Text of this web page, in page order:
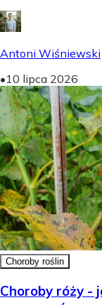
Antoni Wiśniewski
•10 lipca 2026
Choroby roślin
Choroby róży -